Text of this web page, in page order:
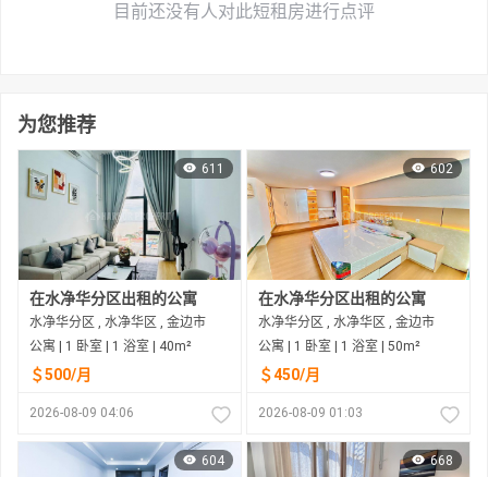
目前还没有人对此短租房进行点评
为您推荐
611
在水净华分区出租的公寓
水净华分区 , 水净华区 , 金边市
公寓 | 1 卧室 | 1 浴室 | 40m²
＄500/月
2026-08-09 04:06
602
在水净华分区出租的公寓
水净华分区 , 水净华区 , 金边市
公寓 | 1 卧室 | 1 浴室 | 50m²
＄450/月
2026-08-09 01:03
604 668